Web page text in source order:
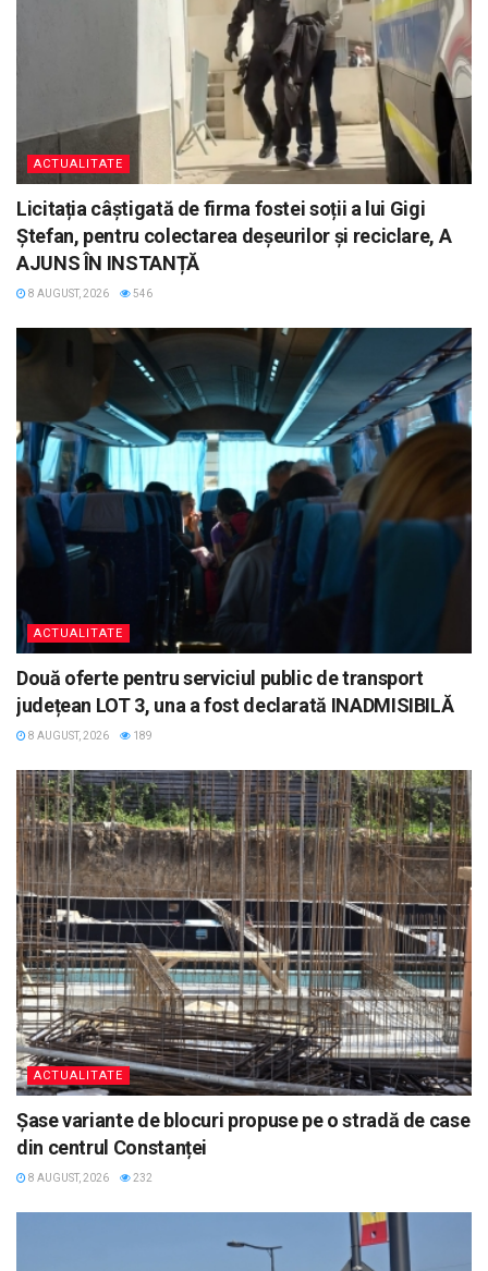
ACTUALITATE
Licitația câștigată de firma fostei soții a lui Gigi
Ștefan, pentru colectarea deșeurilor și reciclare, A
AJUNS ÎN INSTANȚĂ
8 AUGUST, 2026 546
ACTUALITATE
Două oferte pentru serviciul public de transport
județean LOT 3, una a fost declarată INADMISIBILĂ
8 AUGUST, 2026 189
ACTUALITATE
Șase variante de blocuri propuse pe o stradă de case
din centrul Constanței
8 AUGUST, 2026 232